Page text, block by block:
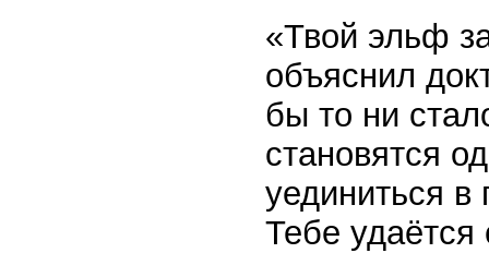
«Твой эльф
объяснил
бы то ни
становятся
уединиться в
Тебе удаётся